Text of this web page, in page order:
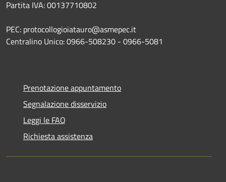
Partita IVA: 00137710802
PEC: protocollogioiatauro@asmepec.it
Centralino Unico: 0966-508230 - 0966-5081
Prenotazione appuntamento
Segnalazione disservizio
Leggi le FAQ
Richiesta assistenza